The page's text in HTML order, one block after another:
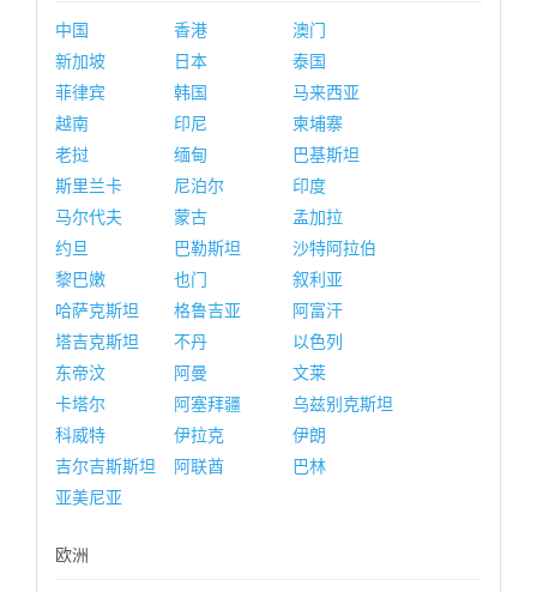
中国 香港
澳门
新加坡
日本
泰国
菲律宾
韩国
马来西亚
越南
印尼
柬埔寨
老挝
缅甸
巴基斯坦
斯里兰卡
尼泊尔
印度
马尔代夫
蒙古
孟加拉
约旦
巴勒斯坦
沙特阿拉伯
黎巴嫩
也门
叙利亚
哈萨克斯坦
格鲁吉亚
阿富汗
塔吉克斯坦
不丹
以色列
东帝汶
阿曼
文莱
卡塔尔
阿塞拜疆
乌兹别克斯坦
科威特
伊拉克
伊朗
吉尔吉斯斯坦
阿联酋
巴林
亚美尼亚
欧洲